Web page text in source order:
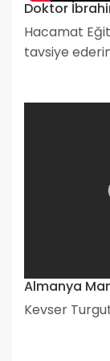
Doktor
Hacamat
tavsiye
Almanya
Kevser